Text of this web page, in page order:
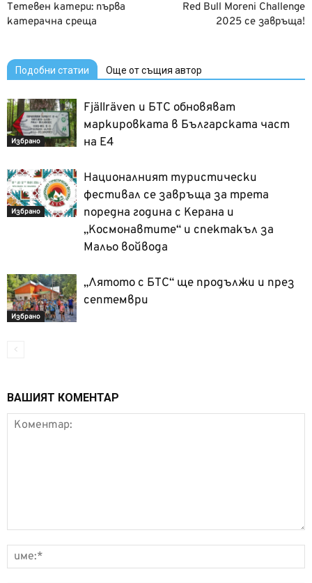
Тетевен катери: първа
катерачна среща
Red Bull Moreni Challenge
2025 се завръща!
Подобни статии Още от същия автор
Избрано
Fjällräven и БТС обновяват
маркировката в Българската част
на Е4
Избрано
Националният туристически
фестивал се завръща за трета
поредна година с Керана и
„Космонавтите“ и спектакъл за
Мальо войвода
Избрано
„Лятото с БТС“ ще продължи и през
септември
ВАШИЯТ КОМЕНТАР